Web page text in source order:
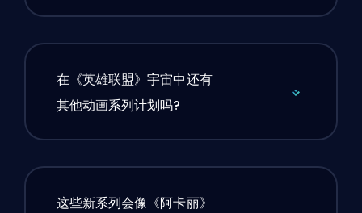
在《英雄联盟》宇宙中还有
其他动画系列计划吗?
这些新系列会像《阿卡丽》